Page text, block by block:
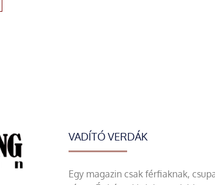
VADÍTÓ VERDÁK
Egy magazin csak férfiaknak,